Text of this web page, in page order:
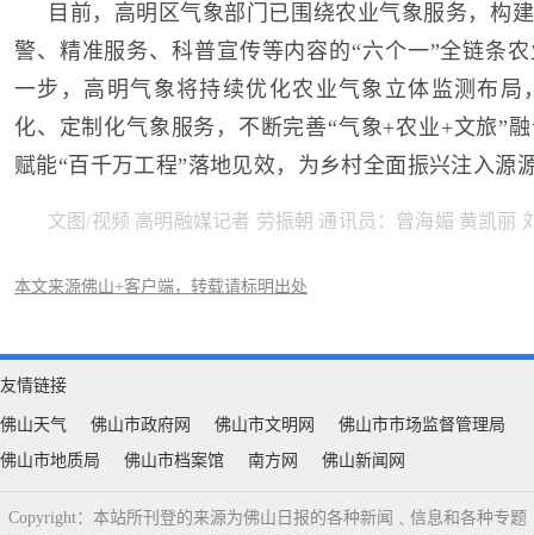
目前，高明区气象部门已围绕农业气象服务，构
警、精准服务、科普宣传等内容的“六个一”全链条
一步，高明气象将持续优化农业气象立体监测布局
化、定制化气象服务，不断完善“气象+农业+文旅”
赋能“百千万工程”落地见效，为乡村全面振兴注入源
文图/视频 高明融媒记者 劳振朝 通讯员：曾海媚 黄凯丽
本文来源佛山+客户端，转载请标明出处
友情链接
佛山天气 佛山市政府网 佛山市文明网
佛山市市场监督管理局
佛山市地质局
佛山市档案馆 南方网 佛山新闻网
Copyright：本站所刊登的来源为佛山日报的各种新闻﹑信息和各种专题